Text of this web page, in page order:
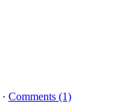
· Comments (1)